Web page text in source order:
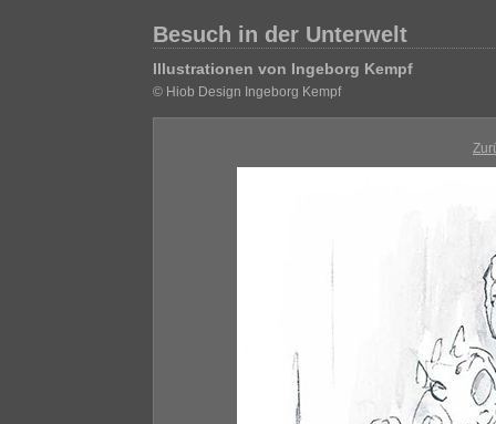
Besuch in der Unterwelt
Illustrationen von Ingeborg Kempf
© Hiob Design Ingeborg Kempf